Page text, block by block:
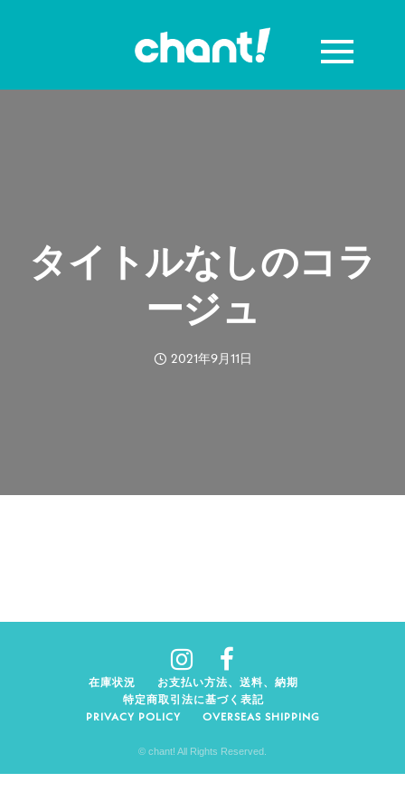
タイトルなしのコラ
ージュ
2021年9月11日
在庫状況
お支払い方法、送料、納期
特定商取引法に基づく表記
PRIVACY POLICY
OVERSEAS SHIPPING
© chant! All Rights Reserved.